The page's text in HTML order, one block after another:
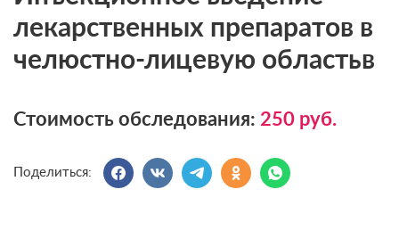
лекарственных препаратов в
челюстно-лицевую областьв
Стоимость обследования: 250 руб.
Поделиться: